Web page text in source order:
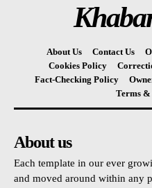
About Us Contact Us
Cookies Policy
Fact-Checking Policy
Terms
About us
Each template in our ever
and moved around within any